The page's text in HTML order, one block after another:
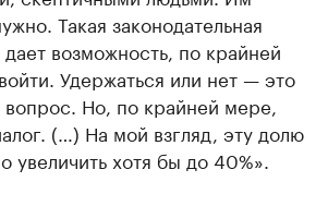
Такая законодательная
дает возможность, по крайней
Удержаться или нет — это
Но, по крайней мере,
(…) На мой взгляд, эту долю
увеличить хотя бы до 40%».